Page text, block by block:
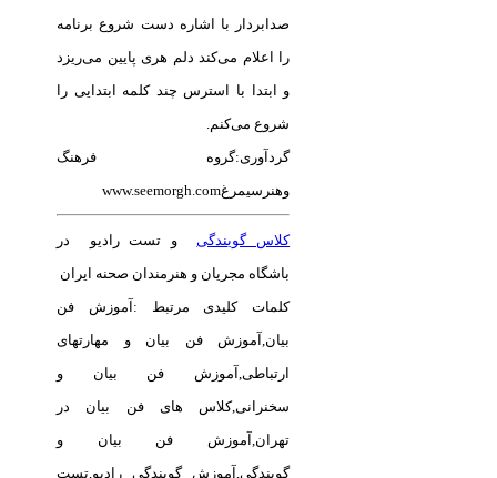
صدا‌بردار با اشاره دست شروع برنامه
را اعلام می‌كند دلم هری پایین می‌ریزد
و ابتدا با استرس چند كلمه ابتدایی را
شروع می‌كنم.
گردآوری:گروه فرهنگ
وهنرسیمرغwww.seemorgh.com
کلاس گویندگیو تست رادیو در
باشگاه مجریان و هنرمندان صحنه ایران
کلمات کلیدی مرتبط :آموزش فن
بیان,آموزش فن بیان و مهارتهای
ارتباطی,آموزش فن بیان و
سخنرانی,کلاس های فن بیان در
تهران,آموزش فن بیان و
گویندگی,آموزش گویندگی رادیو,تست